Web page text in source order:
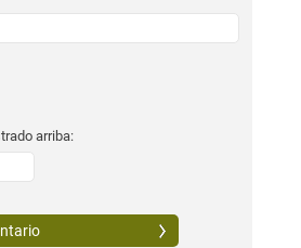
arriba: